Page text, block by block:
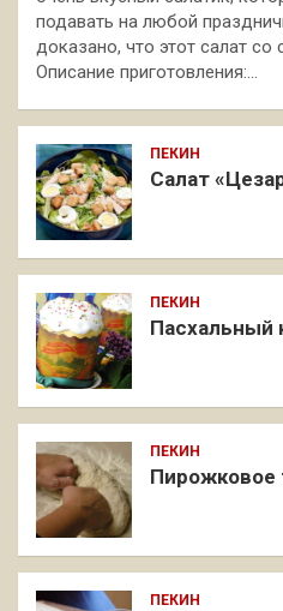
подавать на любой
доказано, что этот салат со
Описание приготовления:…
ПЕКИН
Салат
ПЕКИН
Пасхальный
ПЕКИН
Пирожковое
ПЕКИН